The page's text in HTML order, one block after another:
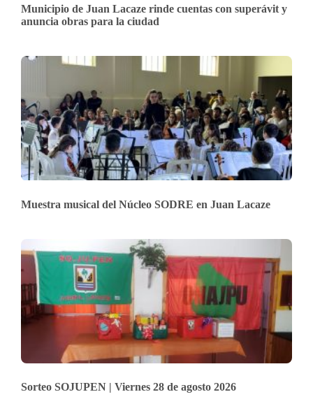
Municipio de Juan Lacaze rinde cuentas con superávit y
anuncia obras para la ciudad
Muestra musical del Núcleo SODRE en Juan Lacaze
Sorteo SOJUPEN | Viernes 28 de agosto 2026